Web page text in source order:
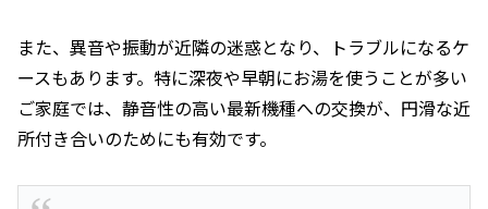
また、異音や振動が近隣の迷惑となり、トラブルになるケ
ースもあります。特に深夜や早朝にお湯を使うことが多い
ご家庭では、静音性の高い最新機種への交換が、円滑な近
所付き合いのためにも有効です。